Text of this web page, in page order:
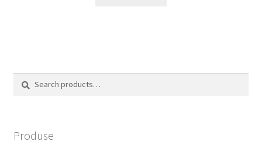
Search
Search
Produse